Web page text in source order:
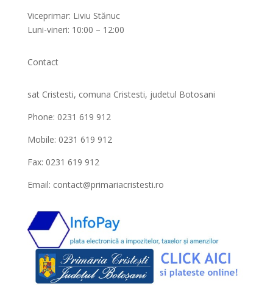
Viceprimar: Liviu Stănuc
Luni-vineri: 10:00 – 12:00
Contact
sat Cristesti, comuna Cristesti, judetul Botosani
Phone: 0231 619 912
Mobile: 0231 619 912
Fax: 0231 619 912
Email: contact@primariacristesti.ro